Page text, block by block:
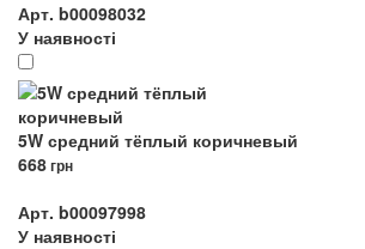
Арт. b00098032
У наявності
5W средний тёплый коричневый
668грн
Арт. b00097998
У наявності